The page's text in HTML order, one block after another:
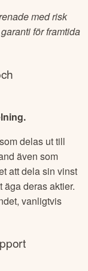
med risk
för framtida
delas ut till
även som
att dela sin vinst
äga deras aktier.
vanligtvis